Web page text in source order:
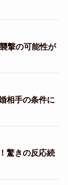
撃の可能性が
相手の条件に
驚きの反応続